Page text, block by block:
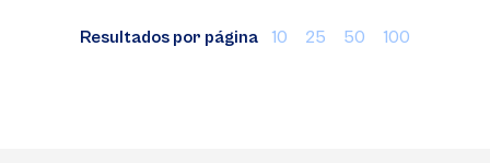
Resultados por página 10 25 50 100